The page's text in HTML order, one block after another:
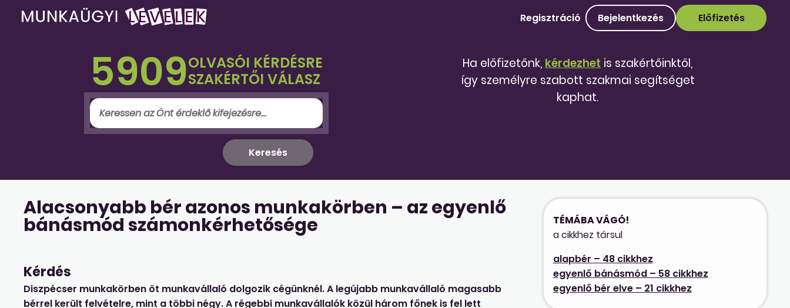
Regisztráció Bejelentkezés Előfizetés
5909OLVASÓI KÉRDÉSRE
SZAKÉRTŐI VÁLASZ
Ha előfizetőnk, kérdezhet is szakértőinktől,
így személyre szabott szakmai segítséget
kaphat.
Alacsonyabb bér azonos munkakörben – az egyenlő
bánásmód számonkérhetősége
Kérdés
Diszpécser munkakörben öt munkavállaló dolgozik cégünknél. A legújabb munkavállaló magasabb
bérrel került felvételre, mint a többi négy. A régebbi munkavállalók közül három főnek is fel lett
TÉMÁBA VÁGÓ!
a cikkhez társul
alapbér – 48 cikkhez
egyenlő bánásmód – 58 cikkhez
egyenlő bér elve – 21 cikkhez